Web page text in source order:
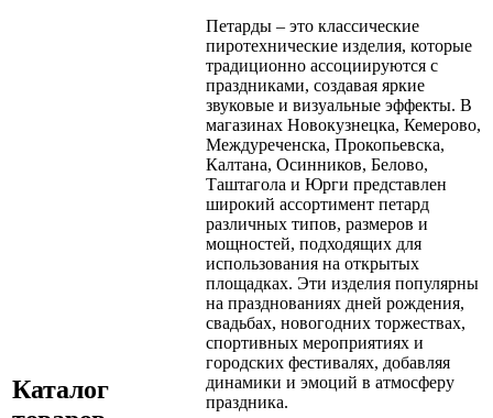
Каталог
Петарды – это классические
пиротехнические изделия, которые
традиционно ассоциируются с
праздниками, создавая яркие
звуковые и визуальные эффекты. В
магазинах Новокузнецка, Кемерово,
Междуреченска, Прокопьевска,
Калтана, Осинников, Белово,
Таштагола и Юрги представлен
широкий ассортимент петард
различных типов, размеров и
мощностей, подходящих для
использования на открытых
площадках. Эти изделия популярны
на празднованиях дней рождения,
свадьбах, новогодних торжествах,
спортивных мероприятиях и
городских фестивалях, добавляя
динамики и эмоций в атмосферу
праздника.